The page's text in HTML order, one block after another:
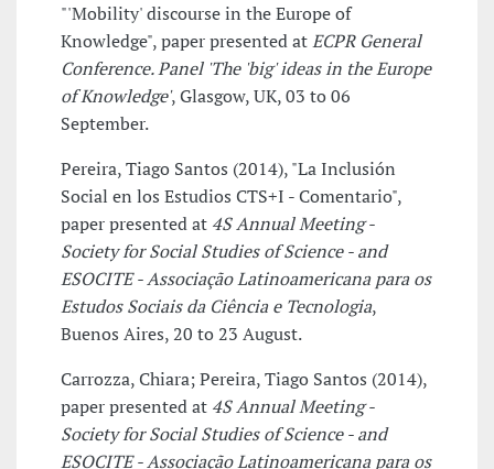
"'Mobility' discourse in the Europe of
Knowledge", paper presented atECPR General
Conference. Panel 'The 'big' ideas in the Europe
of Knowledge', Glasgow, UK, 03 to 06
September.
Pereira, Tiago Santos (2014), "La Inclusión
Social en los Estudios CTS+I - Comentario",
paper presented at 4S Annual Meeting -
Society for Social Studies of Science - and
ESOCITE - Associação Latinoamericana para os
Estudos Sociais da Ciência e Tecnologia,
Buenos Aires, 20 to 23 August.
Carrozza, Chiara; Pereira, Tiago Santos (2014),
paper presented at 4S Annual Meeting -
Society for Social Studies of Science - and
ESOCITE - Associação Latinoamericana para os